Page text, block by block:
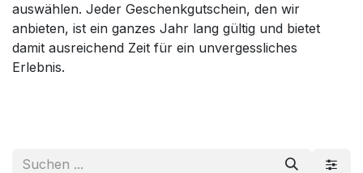
auswählen. Jeder Geschenkgutschein, den wir
anbieten, ist ein ganzes Jahr lang gültig und bietet
damit ausreichend Zeit für ein unvergessliches
Erlebnis.